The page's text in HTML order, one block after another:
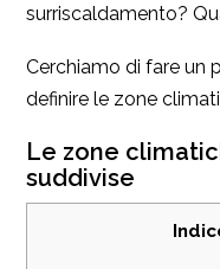
surriscaldamento?
Cerchiamo di fare un
definire le zone
Le zone
suddivise